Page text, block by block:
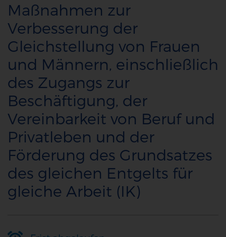
Maßnahmen zur
Verbesserung der
Gleichstellung von Frauen
und Männern, einschließlich
des Zugangs zur
Beschäftigung, der
Vereinbarkeit von Beruf und
Privatleben und der
Förderung des Grundsatzes
des gleichen Entgelts für
gleiche Arbeit (IK)